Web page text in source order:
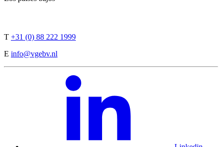
T +31 (0) 88 222 1999
E info@vgebv.nl